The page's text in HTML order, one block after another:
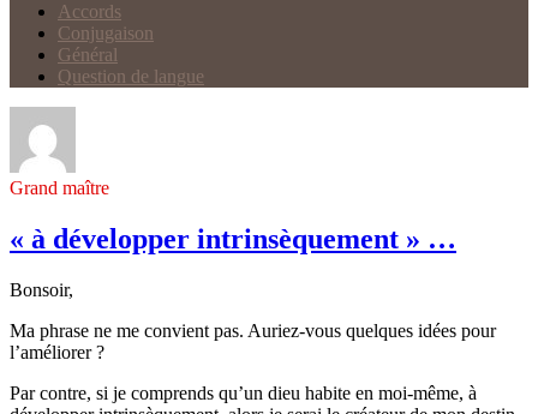
Accords
Conjugaison
Général
Question de langue
Grand maître
« à développer intrinsèquement » …
Bonsoir,
Ma phrase ne me convient pas. Auriez-vous quelques idées pour
l’améliorer ?
Par contre, si je comprends qu’un dieu habite en moi-même, à